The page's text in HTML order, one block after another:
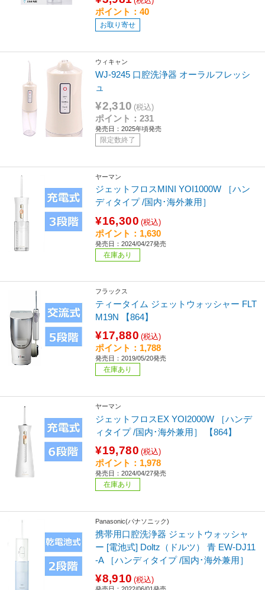
ポイント：40
お取り寄せ
ウィキャン
WJ-9245 口腔洗浄器 オーラルフレッシ
ュ
¥2,310 (税込)
ポイント：231
発売日：2025年頃発売
限定数終了
ヤーマン
ジェットフロスMINI YOI1000W ［ハン
ディタイプ /国内･海外兼用］
¥16,300 (税込)
ポイント：1,630
発売日：2024/04/27発売
在庫あり
フラックス
ティータイム ジェットウォッシャー FLT
M19N 【864】
¥17,880 (税込)
ポイント：1,788
発売日：2019/05/20発売
在庫あり
ヤーマン
ジェットフロスEX YOI2000W ［ハンデ
ィタイプ /国内･海外兼用］ 【864】
¥19,780 (税込)
ポイント：1,978
発売日：2024/04/27発売
在庫あり
Panasonic(パナソニック)
携帯用口腔洗浄器 ジェットウォッシャ
ー [電池式] Doltz（ドルツ） 青 EW-DJ11
-A ［ハンディタイプ /国内･海外兼用］
¥8,910 (税込)